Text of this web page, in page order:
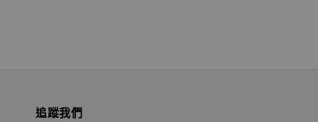
追蹤我們